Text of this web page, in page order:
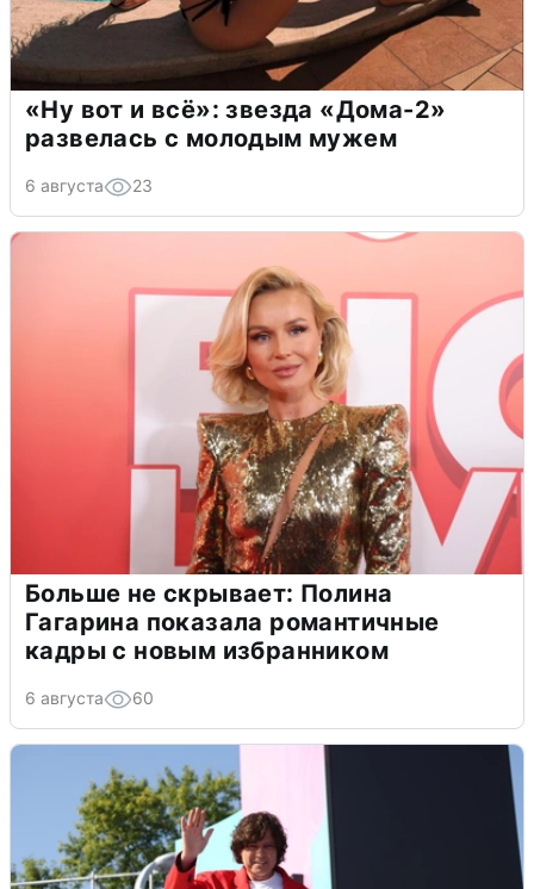
«Ну вот и всё»: звезда «Дома-2»
развелась с молодым мужем
6 августа 23
Больше не скрывает: Полина
Гагарина показала романтичные
кадры с новым избранником
6 августа 60